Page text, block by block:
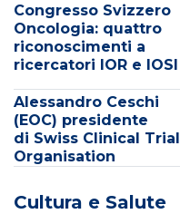
Congresso Svizzero
Oncologia: quattro
riconoscimenti a
ricercatori IOR e IOSI
Alessandro Ceschi
(EOC) presidente
di Swiss Clinical Trial
Organisation
Cultura e Salute